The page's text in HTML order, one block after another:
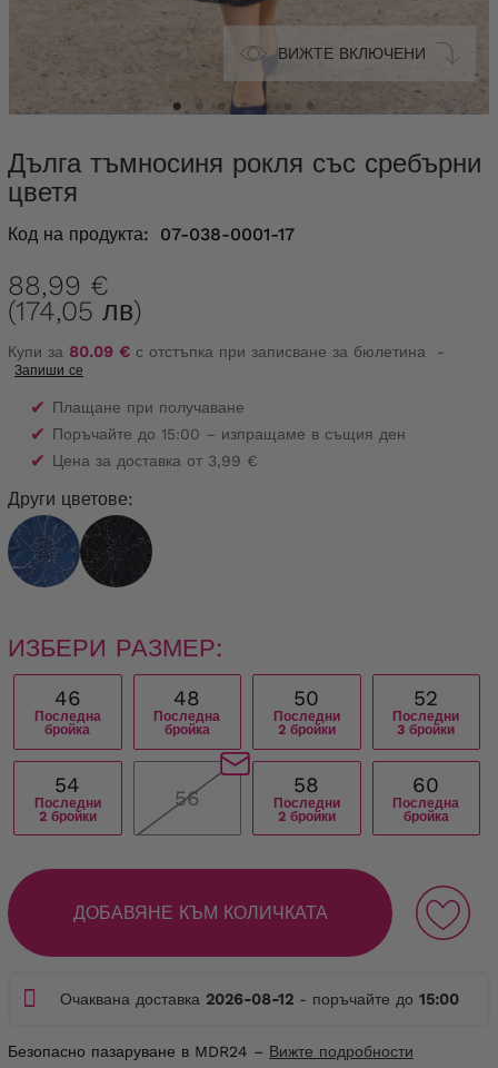
ВИЖТЕ ВКЛЮЧЕНИ
Дълга тъмносиня рокля със сребърни
цветя
Код на продукта: 07-038-0001-17
88,99 €
(174,05 лв)
Купи за 80.09 € с отстъпка при записване за бюлетина -
Запиши се
✔ Плащане при получаване
✔ Поръчайте до 15:00 – изпращаме в същия ден
✔ Цена за доставка от 3,99 €
Други цветове:
ИЗБЕРИ РАЗМЕР:
46
Последна
бройка
48
Последна
бройка
50
Последни
2 бройки
52
Последни
3 бройки
54
Последни
2 бройки
56
58
Последни
2 бройки
60
Последна
бройка
ДОБАВЯНЕ КЪМ КОЛИЧКАТА
Очаквана доставка 2026-08-12 - поръчайте до 15:00
Безопасно пазаруване в MDR24 – Вижте подробности